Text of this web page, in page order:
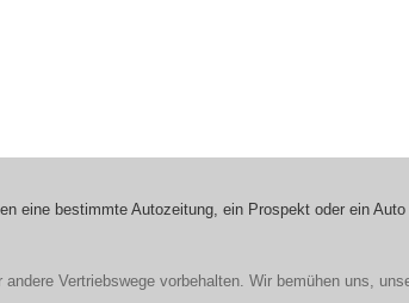
eine bestimmte Autozeitung, ein Prospekt oder ein
Vertriebswege vorbehalten. Wir bemühen uns,